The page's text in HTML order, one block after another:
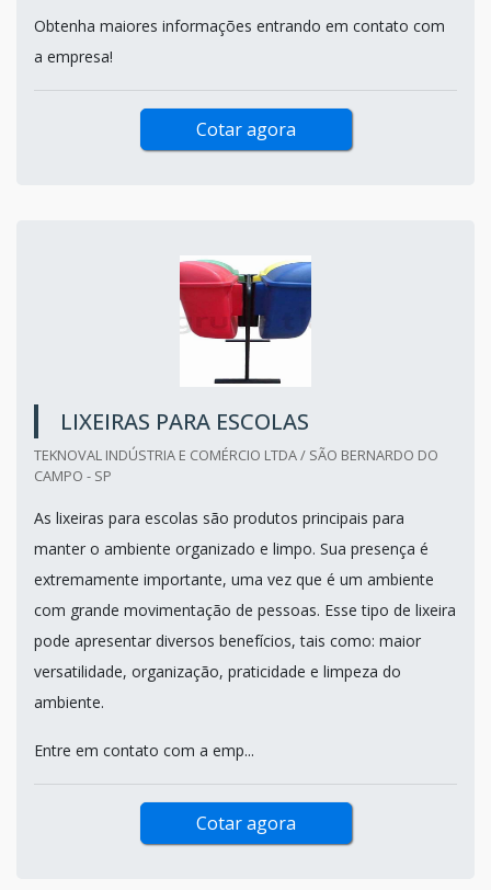
Obtenha maiores informações entrando em contato com
a empresa!
Cotar agora
LIXEIRAS PARA ESCOLAS
TEKNOVAL INDÚSTRIA E COMÉRCIO LTDA / SÃO BERNARDO DO
CAMPO - SP
As lixeiras para escolas são produtos principais para
manter o ambiente organizado e limpo. Sua presença é
extremamente importante, uma vez que é um ambiente
com grande movimentação de pessoas. Esse tipo de lixeira
pode apresentar diversos benefícios, tais como: maior
versatilidade, organização, praticidade e limpeza do
ambiente.
Entre em contato com a emp...
Cotar agora